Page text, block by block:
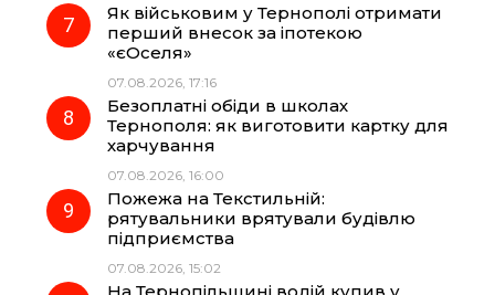
Як військовим у Тернополі отримати
перший внесок за іпотекою
«єОселя»
07.08.2026, 17:16
Безоплатні обіди в школах
Тернополя: як виготовити картку для
харчування
07.08.2026, 16:00
Пожежа на Текстильній:
рятувальники врятували будівлю
підприємства
07.08.2026, 15:02